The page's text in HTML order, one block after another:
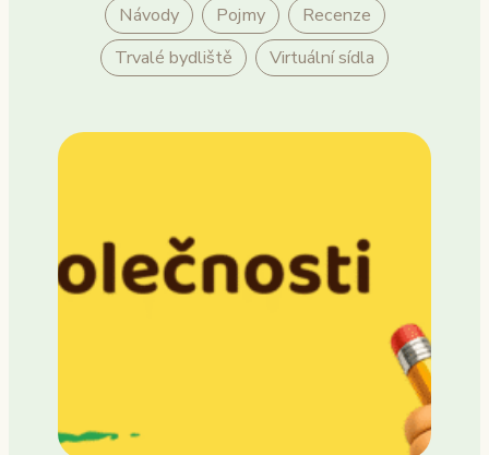
Návody Pojmy
Recenze
Trvalé bydliště
Virtuální sídla